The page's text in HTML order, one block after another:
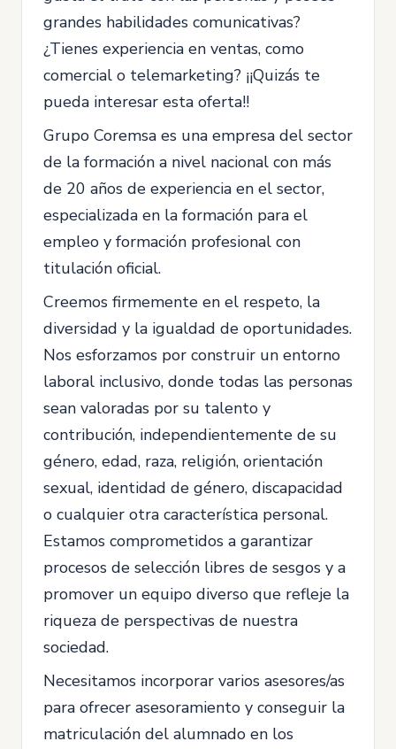
grandes habilidades comunicativas?
¿Tienes experiencia en ventas, como
comercial o telemarketing? ¡¡Quizás te
pueda interesar esta oferta!!
Grupo Coremsa es una empresa del sector
de la formación a nivel nacional con más
de 20 años de experiencia en el sector,
especializada en la formación para el
empleo y formación profesional con
titulación oficial.
Creemos firmemente en el respeto, la
diversidad y la igualdad de oportunidades.
Nos esforzamos por construir un entorno
laboral inclusivo, donde todas las personas
sean valoradas por su talento y
contribución, independientemente de su
género, edad, raza, religión, orientación
sexual, identidad de género, discapacidad
o cualquier otra característica personal.
Estamos comprometidos a garantizar
procesos de selección libres de sesgos y a
promover un equipo diverso que refleje la
riqueza de perspectivas de nuestra
sociedad.
Necesitamos incorporar varios asesores/as
para ofrecer asesoramiento y conseguir la
matriculación del alumnado en los